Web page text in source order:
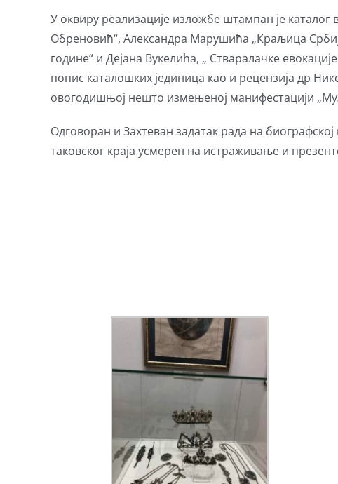
У оквиру реализације изложбе штампан је
Обреновић“, Александра Марушића „Краљица
године“ и Дејана Вукелића, „ Стваралачке
попис каталошких јединица као и рецензија др
овогодишњој нешто измењеној манифестацији
Одговоран и Захтеван задатак рада на
таковског краја усмерен на истраживање и